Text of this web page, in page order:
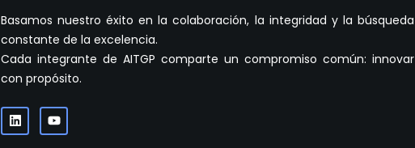
Basamos nuestro éxito en la colaboración, la integridad y la búsqueda
constante de la excelencia.
Cada integrante de AITGP comparte un compromiso común: innovar
con propósito.